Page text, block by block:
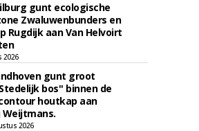
gunt ecologische
Zwaluwenbunders en
Rugdijk aan Van Helvoirt
2026
gunt groot
bos'' binnen de
houtkap aan
Weijtmans.
2026